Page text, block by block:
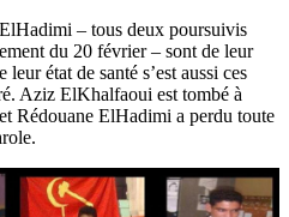
– tous deux poursuivis
du 20 février – sont de leur
état de santé s’est aussi ces
Aziz ElKhalfaoui est tombé à
Rédouane ElHadimi a perdu toute